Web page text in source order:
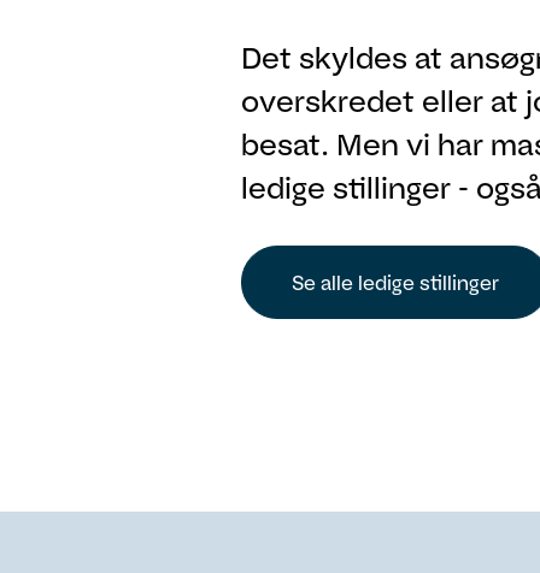
Det skyldes at
overskredet eller at
besat. Men vi har
ledige stillinger -
Se alle ledige stillinger